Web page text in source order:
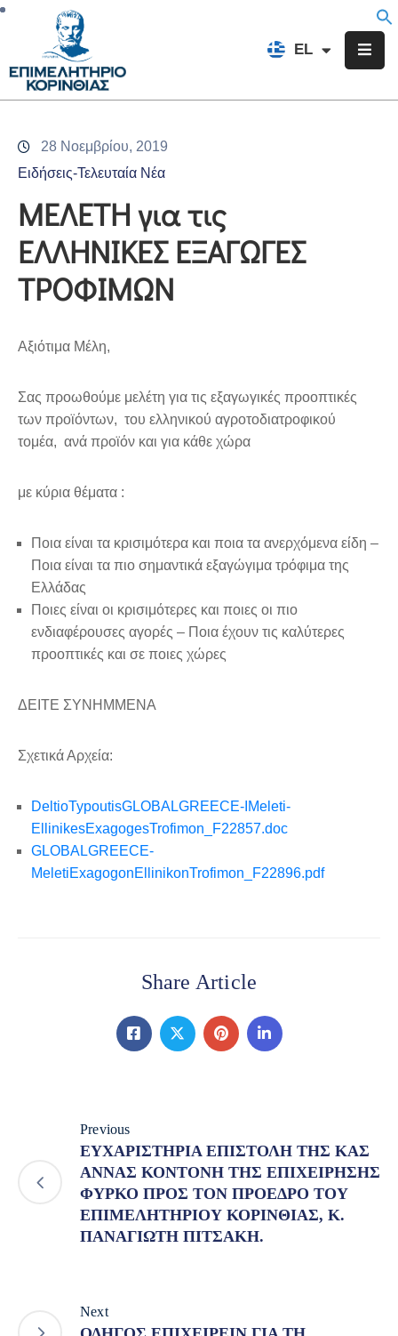
EL
FR
Επιμελητήριο
Υπηρεσίες
Προγράμματα
Δράσεις
Εκδηλώσεις
28 Νοεμβρίου, 2019
Ειδήσεις-Τελευταία Νέα
ΜΕΛΕΤΗ για τις
ΕΛΛΗΝΙΚΕΣ ΕΞΑΓΩΓΕΣ
ΤΡΟΦΙΜΩΝ
Αξιότιμα Μέλη,
Σας προωθούμε μελέτη για τις εξαγωγικές προοπτικές
των προϊόντων, του ελληνικού αγροτοδιατροφικού
τομέα, ανά προϊόν και για κάθε χώρα
με κύρια θέματα :
Ποια είναι τα κρισιμότερα και ποια τα ανερχόμενα είδη –
Ποια είναι τα πιο σημαντικά εξαγώγιμα τρόφιμα της
Ελλάδας
Ποιες είναι οι κρισιμότερες και ποιες οι πιο
ενδιαφέρουσες αγορές – Ποια έχουν τις καλύτερες
προοπτικές και σε ποιες χώρες
ΔΕΙΤΕ ΣΥΝΗΜΜΕΝΑ
Σχετικά Αρχεία:
DeltioTypoutisGLOBALGREECE-IMeleti-
EllinikesExagogesTrofimon_F22857.doc
GLOBALGREECE-
MeletiExagogonEllinikonTrofimon_F22896.pdf
Share Article
Previous
ΕΥΧΑΡΙΣΤΗΡΙΑ ΕΠΙΣΤΟΛΗ ΤΗΣ ΚΑΣ
ΑΝΝΑΣ ΚΟΝΤΟΝΗ ΤΗΣ ΕΠΙΧΕΙΡΗΣΗΣ
ΦΥΡΚΟ ΠΡΟΣ ΤΟΝ ΠΡΟΕΔΡΟ ΤΟΥ
ΕΠΙΜΕΛΗΤΗΡΙΟΥ ΚΟΡΙΝΘΙΑΣ, Κ.
ΠΑΝΑΓΙΩΤΗ ΠΙΤΣΑΚΗ.
Next